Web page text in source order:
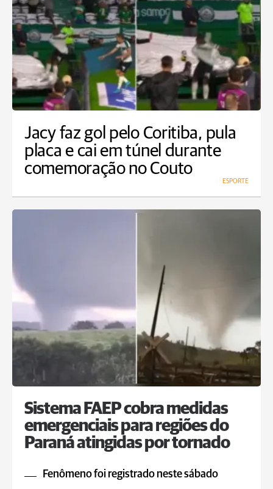
Jacy faz gol pelo Coritiba, pula
placa e cai em túnel durante
comemoração no Couto
ESPORTE
Sistema FAEP cobra medidas
emergenciais para regiões do
Paraná atingidas por tornado
Fenômeno foi registrado neste sábado